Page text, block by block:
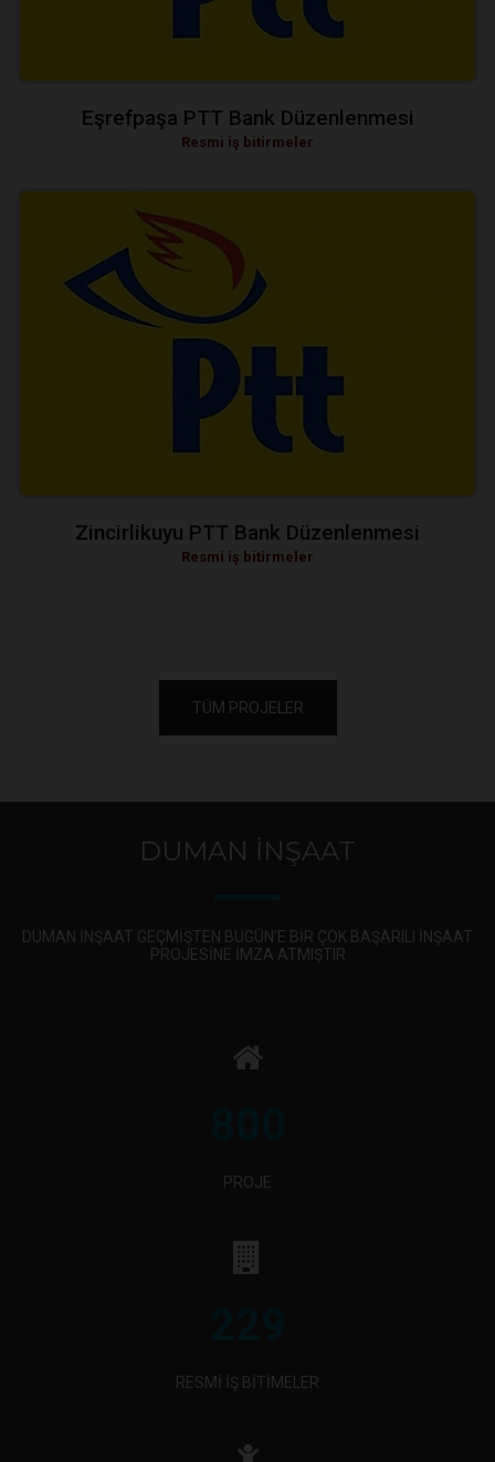
Eşrefpaşa PTT Bank Düzenlenmesi
Resmi iş bitirmeler
Zincirlikuyu PTT Bank Düzenlenmesi
Resmi iş bitirmeler
TÜM PROJELER
DUMAN İNŞAAT
DUMAN INŞAAT GEÇMIŞTEN BUGÜN'E BIR ÇOK BAŞARILI INŞAAT
PROJESINE IMZA ATMIŞTIR
PROJE
RESMİ İŞ BİTİMELER